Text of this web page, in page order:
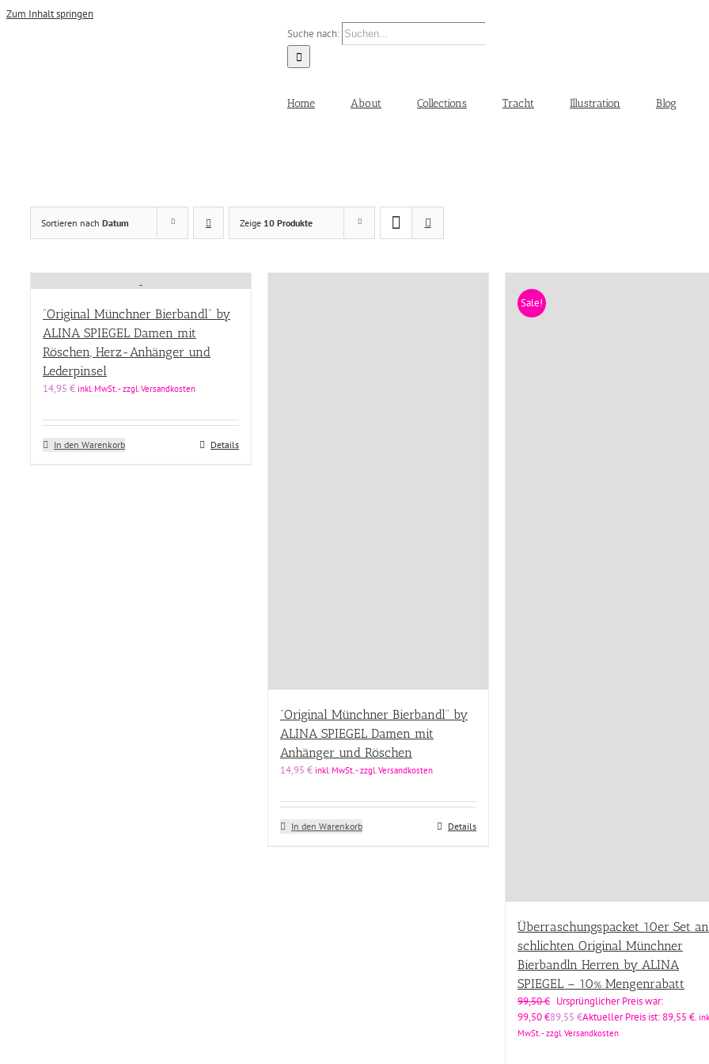
Zum Inhalt springen
Suche nach:
Home About Collections Tracht Illustration Blog
Produkt Größen
Farbe
Farbe
Produkt Designer
Sortieren nach Datum Zeige 10 Produkte
“Original Münchner Bierbandl” by
ALINA SPIEGEL Damen mit
Röschen, Herz-Anhänger und
Lederpinsel
14,95 € inkl. MwSt. - zzgl. Versandkosten
In den Warenkorb Details
“Original Münchner Bierbandl” by
ALINA SPIEGEL Damen mit
Anhänger und Röschen
14,95 € inkl. MwSt. - zzgl. Versandkosten
In den Warenkorb Details
Sale!
Überraschungspacket 10er Set an
schlichten Original Münchner
Bierbandln Herren by ALINA
SPIEGEL – 10% Mengenrabatt
99,50€ Ursprünglicher Preis war:
99,50 €89,55 €Aktueller Preis ist: 89,55 €.
MwSt. - zzgl. Versandkosten